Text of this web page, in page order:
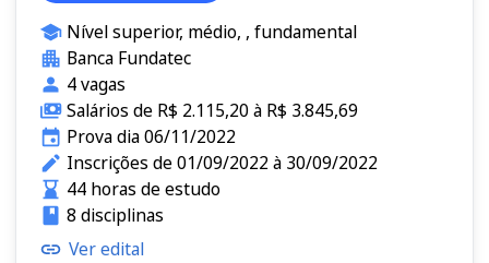
Nível superior, médio, , fundamental
Banca Fundatec
4 vagas
Salários de R$ 2.115,20 à R$ 3.845,69
Prova dia 06/11/2022
Inscrições de 01/09/2022 à 30/09/2022
44 horas de estudo
8 disciplinas
Ver edital